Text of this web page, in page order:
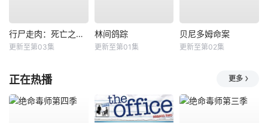
行尸走肉：死亡之城第三季
更新至第03集
林间鸽踪
更新至第01集
贝尼多姆命案
更新至第02集
正在热播 更多